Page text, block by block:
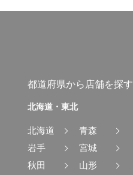
都道府県から店舗を探す
北海道・東北
北海道
青森
岩手
宮城
秋田
山形